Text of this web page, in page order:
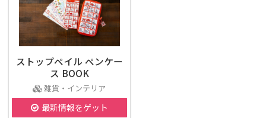
ストップペイル ペンケー
ス BOOK
雑貨・インテリア
最新情報をゲット